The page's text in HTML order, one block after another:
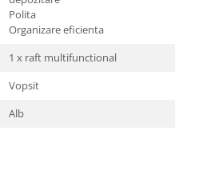
Polita
Organizare eficienta
1 x raft multifunctional
Vopsit
Alb